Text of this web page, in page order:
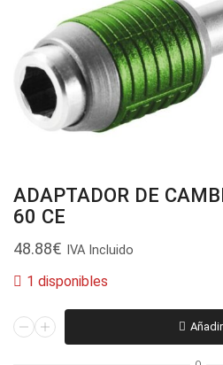
ADAPTADOR DE
60 CE
48.88€ IVA Incluido
1 disponibles
ADAPTADOR